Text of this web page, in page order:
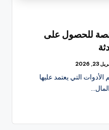
للحصول على
23, 2026
التي يعتمد عليها